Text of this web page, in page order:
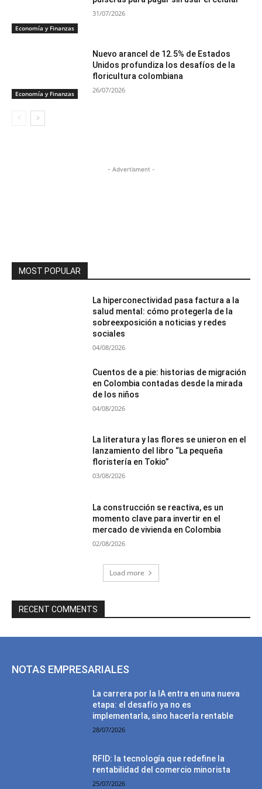
Economía y Finanzas
31/07/2026
Economía y Finanzas
Nuevo arancel de 12.5% de Estados
Unidos profundiza los desafíos de la
floricultura colombiana
26/07/2026
- Advertisment -
MOST POPULAR
La hiperconectividad pasa factura a la
salud mental: cómo protegerla de la
sobreexposición a noticias y redes
sociales
04/08/2026
Cuentos de a pie: historias de migración
en Colombia contadas desde la mirada
de los niños
04/08/2026
La literatura y las flores se unieron en el
lanzamiento del libro “La pequeña
floristería en Tokio”
03/08/2026
La construcción se reactiva, es un
momento clave para invertir en el
mercado de vivienda en Colombia
02/08/2026
Load more
RECENT COMMENTS
NOTAS EMPRESARIALES
La carrera por la IA entra en una nueva
etapa: el desafío ya no es
implementarla, sino hacerla rentable
28/07/2026
RFID: la tecnología que redefine la
rentabilidad del comercio minorista
25/07/2026